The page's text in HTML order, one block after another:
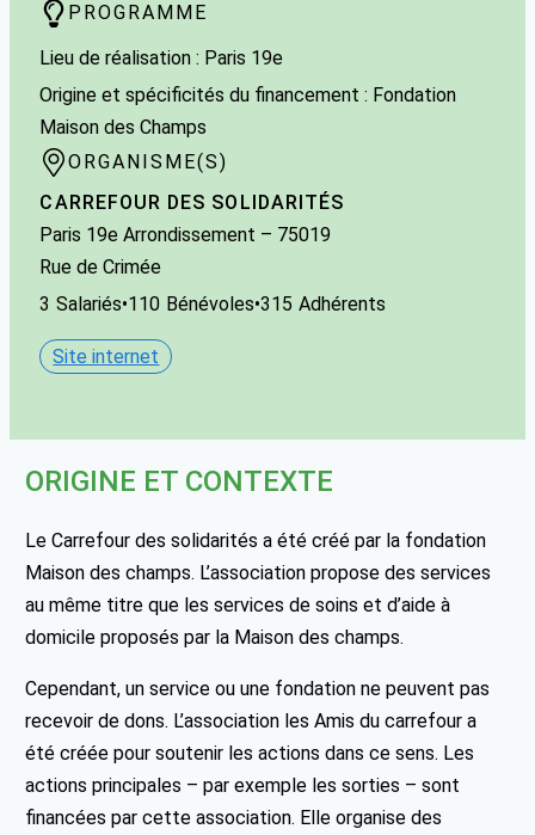
PROGRAMME
Lieu de réalisation : Paris 19e
Origine et spécificités du financement : Fondation
Maison des Champs
ORGANISME(S)
CARREFOUR DES SOLIDARITÉS
Paris 19e Arrondissement – 75019
Rue de Crimée
3 Salariés•110 Bénévoles•315 Adhérents
Site internet
ORIGINE ET CONTEXTE
Le Carrefour des solidarités a été créé par la fondation
Maison des champs. L’association propose des services
au même titre que les services de soins et d’aide à
domicile proposés par la Maison des champs.
Cependant, un service ou une fondation ne peuvent pas
recevoir de dons. L’association les Amis du carrefour a
été créée pour soutenir les actions dans ce sens. Les
actions principales – par exemple les sorties – sont
financées par cette association. Elle organise des